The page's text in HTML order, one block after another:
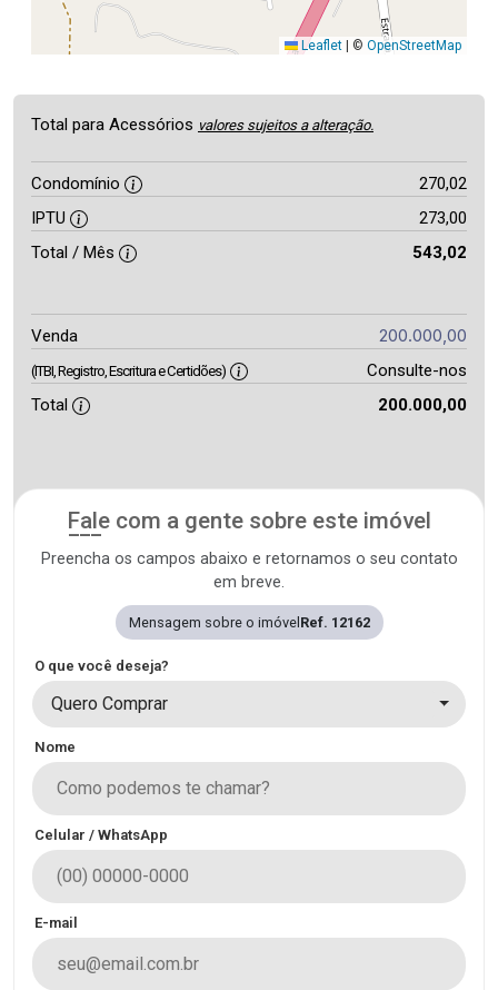
Leaflet © OpenStreetMap
Total para Acessórios valores sujeitos a alteração.
Condomínio
270,02
IPTU
273,00
Total / Mês
543,02
Venda 200.000,00
(ITBI, Registro, Escritura e Certidões)
Consulte-nos
Total
200.000,00
Fale com a gente sobre este imóvel
Preencha os campos abaixo e retornamos o seu contato
em breve.
Mensagem sobre o imóvel Ref. 12162
O que você deseja?
Quero Comprar
Nome
Celular / WhatsApp
E-mail